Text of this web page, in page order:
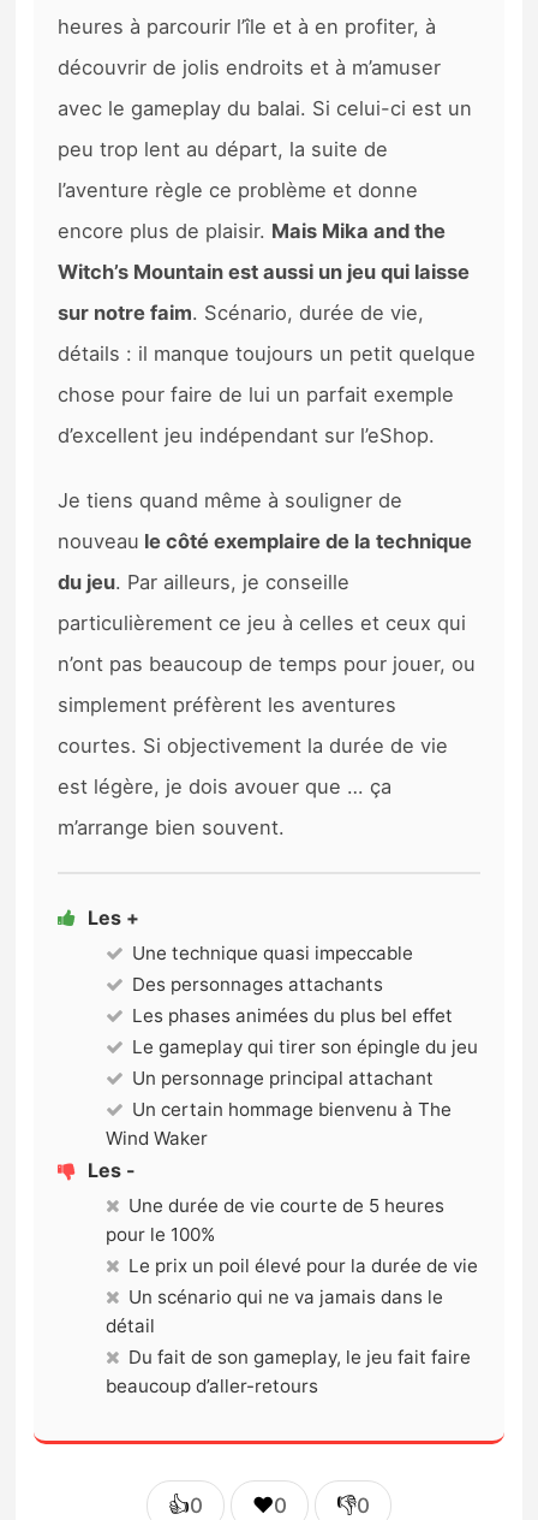
heures à parcourir l’île et à en profiter, à
découvrir de jolis endroits et à m’amuser
avec le gameplay du balai. Si celui-ci est un
peu trop lent au départ, la suite de
l’aventure règle ce problème et donne
encore plus de plaisir. Mais Mika and the
Witch’s Mountain est aussi un jeu qui laisse
sur notre faim. Scénario, durée de vie,
détails : il manque toujours un petit quelque
chose pour faire de lui un parfait exemple
d’excellent jeu indépendant sur l’eShop.
Je tiens quand même à souligner de
nouveau le côté exemplaire de la technique
du jeu. Par ailleurs, je conseille
particulièrement ce jeu à celles et ceux qui
n’ont pas beaucoup de temps pour jouer, ou
simplement préfèrent les aventures
courtes. Si objectivement la durée de vie
est légère, je dois avouer que … ça
m’arrange bien souvent.
Les +
Une technique quasi impeccable
Des personnages attachants
Les phases animées du plus bel effet
Le gameplay qui tirer son épingle du jeu
Un personnage principal attachant
Un certain hommage bienvenu à The
Wind Waker
Les -
Une durée de vie courte de 5 heures
pour le 100%
Le prix un poil élevé pour la durée de vie
Un scénario qui ne va jamais dans le
détail
Du fait de son gameplay, le jeu fait faire
beaucoup d’aller-retours
👍0 ❤️0 👎0